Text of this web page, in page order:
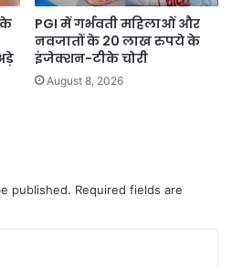
के
PGI में गर्भवती महिलाओं और
नवजातों के 20 लाख रुपये के
इंजेक्शन-टीके चोरी
August 8, 2026
published. Required fields are